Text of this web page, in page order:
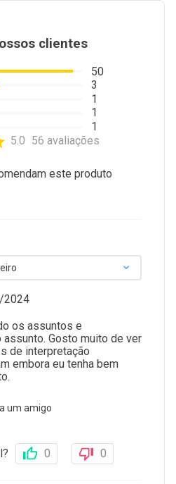
clientes
50
3
1
1
1
5.0 56 avaliações
este produto
2024
os assuntos e
Gosto muito de ver
de interpretação
embora eu tenha bem
um amigo
0 0